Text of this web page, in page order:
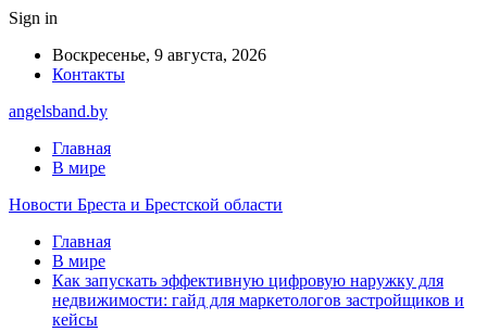
Sign in
Воскресенье, 9 августа, 2026
Контакты
angelsband.by
Главная
В мире
Новости Бреста и Брестской области
Главная
В мире
Как запускать эффективную цифровую наружку для
недвижимости: гайд для маркетологов застройщиков и
кейсы